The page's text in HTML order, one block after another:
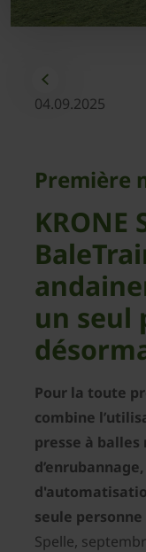
04.09.2025
Première
KRONE
un seul
Pour la toute
combine
presse à balles
seule
Spelle,